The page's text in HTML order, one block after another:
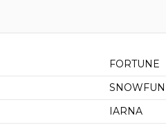
FORTUNE
SNOWFUN
IARNA